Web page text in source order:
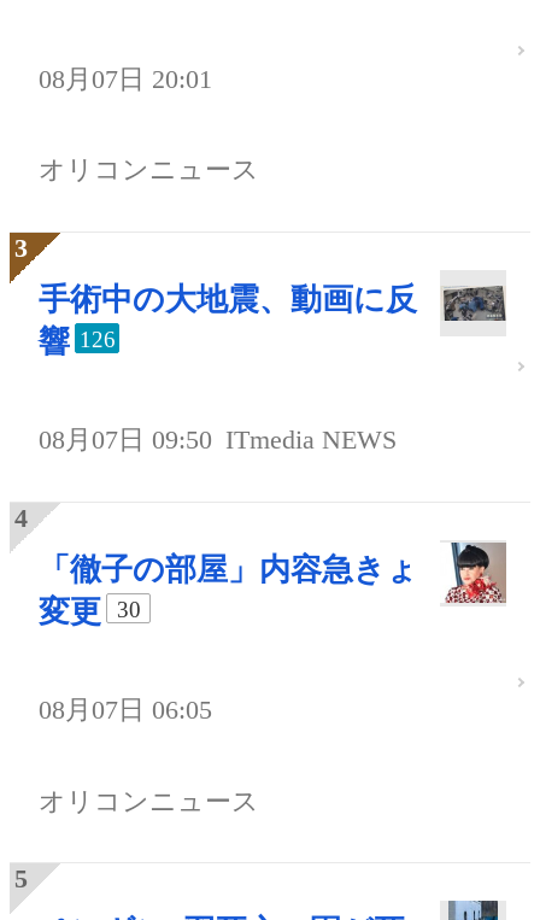
08月07日 20:01
オリコンニュース
手術中の大地震、動画に反
響 126
08月07日 09:50 ITmedia NEWS
「徹子の部屋」内容急きょ
変更
30
08月07日 06:05
オリコンニュース